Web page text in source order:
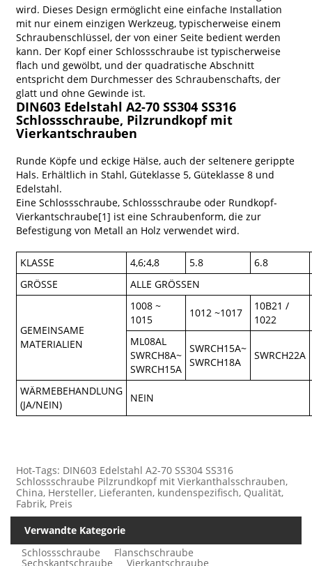
wird. Dieses Design ermöglicht eine einfache Installation
mit nur einem einzigen Werkzeug, typischerweise einem
Schraubenschlüssel, der von einer Seite bedient werden
kann. Der Kopf einer Schlossschraube ist typischerweise
flach und gewölbt, und der quadratische Abschnitt
entspricht dem Durchmesser des Schraubenschafts, der
glatt und ohne Gewinde ist.
DIN603 Edelstahl A2-70 SS304 SS316
Schlossschraube, Pilzrundkopf mit
Vierkantschrauben
Runde Köpfe und eckige Hälse, auch der seltenere gerippte
Hals. Erhältlich in Stahl, Güteklasse 5, Güteklasse 8 und
Edelstahl.
Eine Schlossschraube, Schlossschraube oder Rundkopf-
Vierkantschraube[1] ist eine Schraubenform, die zur
Befestigung von Metall an Holz verwendet wird.
KLASSE 4,6;4,8 5.8
6.8
GRÖSSE
ALLE GRÖSSEN
GEMEINSAME
MATERIALIEN
1008 ~
1015
1012 ~1017
10B21 /
1022
ML08AL
SWRCH8A~
SWRCH15A
SWRCH15A~
SWRCH18A
SWRCH22A
WÄRMEBEHANDLUNG
(JA/NEIN)
NEIN
Hot-Tags: DIN603 Edelstahl A2-70 SS304 SS316
Schlossschraube Pilzrundkopf mit Vierkanthalsschrauben,
China, Hersteller, Lieferanten, kundenspezifisch, Qualität,
Fabrik, Preis
Verwandte Kategorie
Schlossschraube
Flanschschraube
Sechskantschraube Vierkantschraube